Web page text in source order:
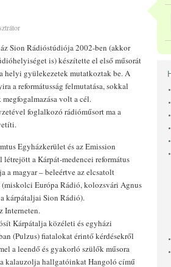
Sion Rádióstúdiója 2002-ben (akkor
is) készítette el első műsorát
helyi gyülekezetek mutatkoztak be. A
a reformátusság felmutatása, sokkal
volt a cél.
foglalkozó rádióműsort ma a
Egyházkerület és az Emission
a Kárpát-medencei református
a magyar – beleértve az elcsatolt
Európa Rádió, kolozsvári Agnus
kárpátaljai Sion Rádió).
Interneten.
Kárpátalja közéleti és egyházi
(Pulzus) fiatalokat érintő kérdésekről
a leendő és gyakorló szülők műsora
kalauzolja hallgatóinkat Hangoló című